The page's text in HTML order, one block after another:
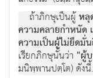
ถ้าภิกษุเป็นผู้หลุ
ความคลายกำหนัด
ความเป็นผู้ไม่ยึดมั่
เรียกภิกษุนั้นว่า "ผู้
มนิพฺพานปตฺโต) ดังนี้.